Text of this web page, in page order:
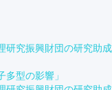
研究振興財団の研究助成
型の影響」